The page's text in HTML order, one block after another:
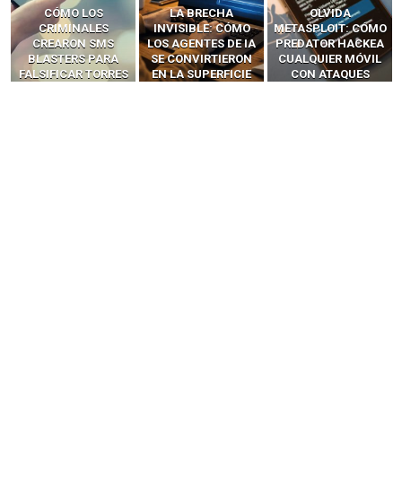
LA BRECHA
INVISIBLE: CÓMO
LOS AGENTES DE IA
SE CONVIRTIERON
EN LA SUPERFICIE
OLVIDA
METASPLOIT: CÓMO
PREDATOR HACKEA
CUALQUIER MÓVIL
CON ATAQUES
CÓMO LOS HACKERS
INTERCEPTAN OTPS
Y LLAMADAS
MÓVILES SIN
‘HACKEAR’ — EL